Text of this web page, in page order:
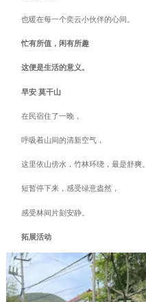
也暖在每一个奕云小伙伴的心间。
忙有所值，闲有所趣
这便是生活的意义。
早安 莫干山
在民宿住了一晚，
呼吸着山间的清新空气，
这里依山傍水，竹林环绕，最是舒爽。
短暂停下来，感受绿意盎然，
感受林间片刻安静。
拓展活动